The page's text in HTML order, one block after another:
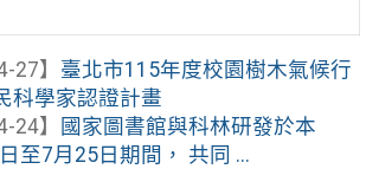
27】 臺北市115年度校園樹木氣候行
科學家認證計畫
24】
國家圖書館與科林研發於本
至7月25日期間， 共同 ...